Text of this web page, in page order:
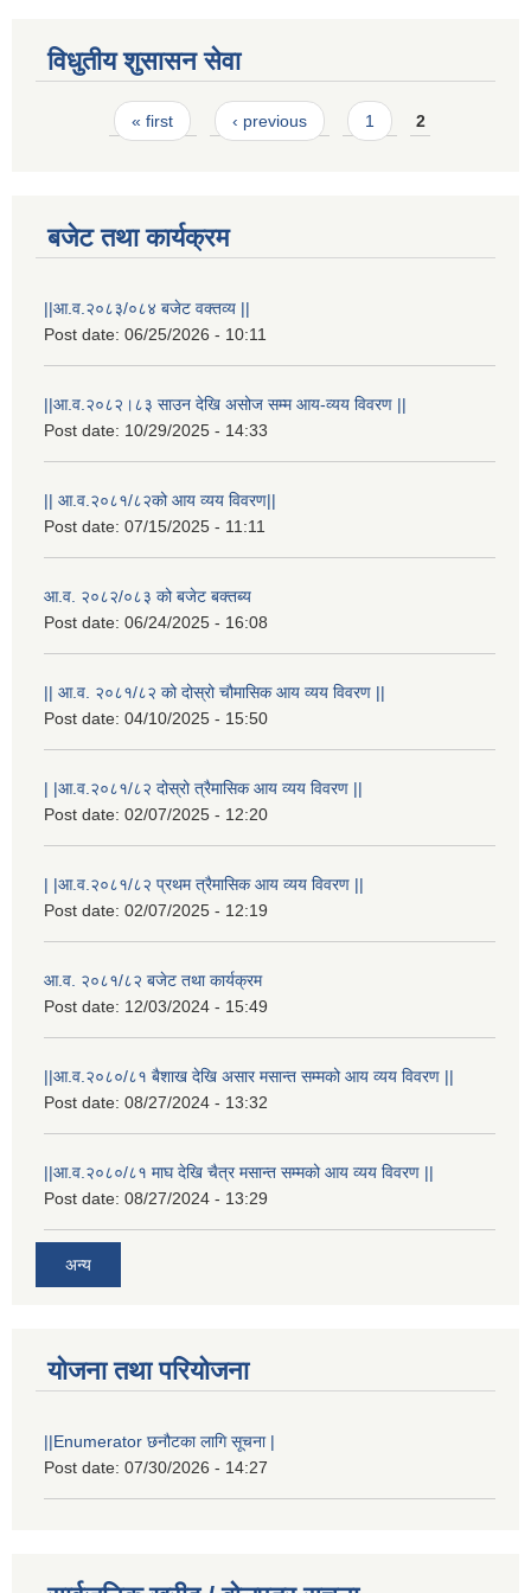
विधुतीय शुसासन सेवा
Pages« first ‹ previous 1 2
बजेट तथा कार्यक्रम
||आ.व.२०८३/०८४ बजेट वक्तव्य ||
Post date: 06/25/2026 - 10:11
||आ.व.२०८२।८३ साउन देखि असोज सम्म आय-व्यय विवरण ||
Post date: 10/29/2025 - 14:33
|| आ.व.२०८१/८२को आय व्यय विवरण||
Post date: 07/15/2025 - 11:11
आ.व. २०८२/०८३ को बजेट बक्तब्य
Post date: 06/24/2025 - 16:08
|| आ.व. २०८१/८२ को दोस्रो चौमासिक आय व्यय विवरण ||
Post date: 04/10/2025 - 15:50
| |आ.व.२०८१/८२ दोस्रो त्रैमासिक आय व्यय विवरण ||
Post date: 02/07/2025 - 12:20
| |आ.व.२०८१/८२ प्रथम त्रैमासिक आय व्यय विवरण ||
Post date: 02/07/2025 - 12:19
आ.व. २०८१/८२ बजेट तथा कार्यक्रम
Post date: 12/03/2024 - 15:49
||आ.व.२०८०/८१ बैशाख देखि असार मसान्त सम्मको आय व्यय विवरण ||
Post date: 08/27/2024 - 13:32
||आ.व.२०८०/८१ माघ देखि चैत्र मसान्त सम्मको आय व्यय विवरण ||
Post date: 08/27/2024 - 13:29
अन्य
योजना तथा परियोजना
||Enumerator छनौटका लागि सूचना |
Post date: 07/30/2026 - 14:27